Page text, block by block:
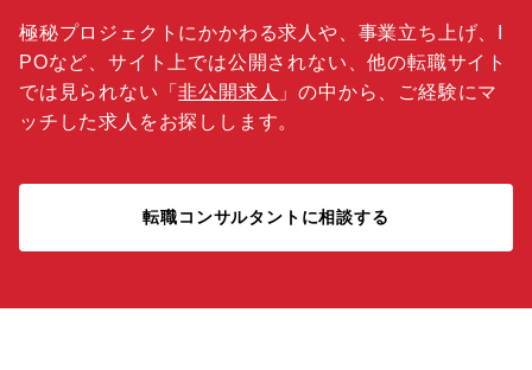
極秘プロジェクトにかかわる求人や、事業立ち上げ、I
POなど、サイト上では公開されない、他の転職サイト
では見られない「非公開求人 」の中から、ご経験にマ
ッチした求人をお探しします。
転職コンサルタントに相談する